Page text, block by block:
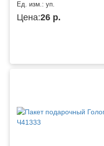
Ед. изм.: уп.
Цена:26 р.